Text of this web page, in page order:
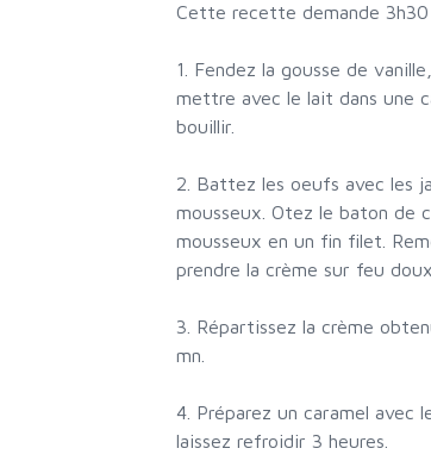
Cette recette demande
1. Fendez la gousse de
mettre avec le lait dans une
bouillir.
2. Battez les oeufs avec les
mousseux. Otez le baton de
mousseux en un fin filet.
prendre la crème sur feu
3. Répartissez la crème
mn.
4. Préparez un caramel avec
laissez refroidir 3 heures.